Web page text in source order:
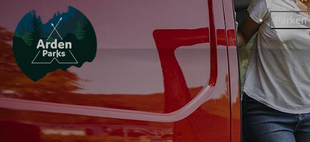
Parken